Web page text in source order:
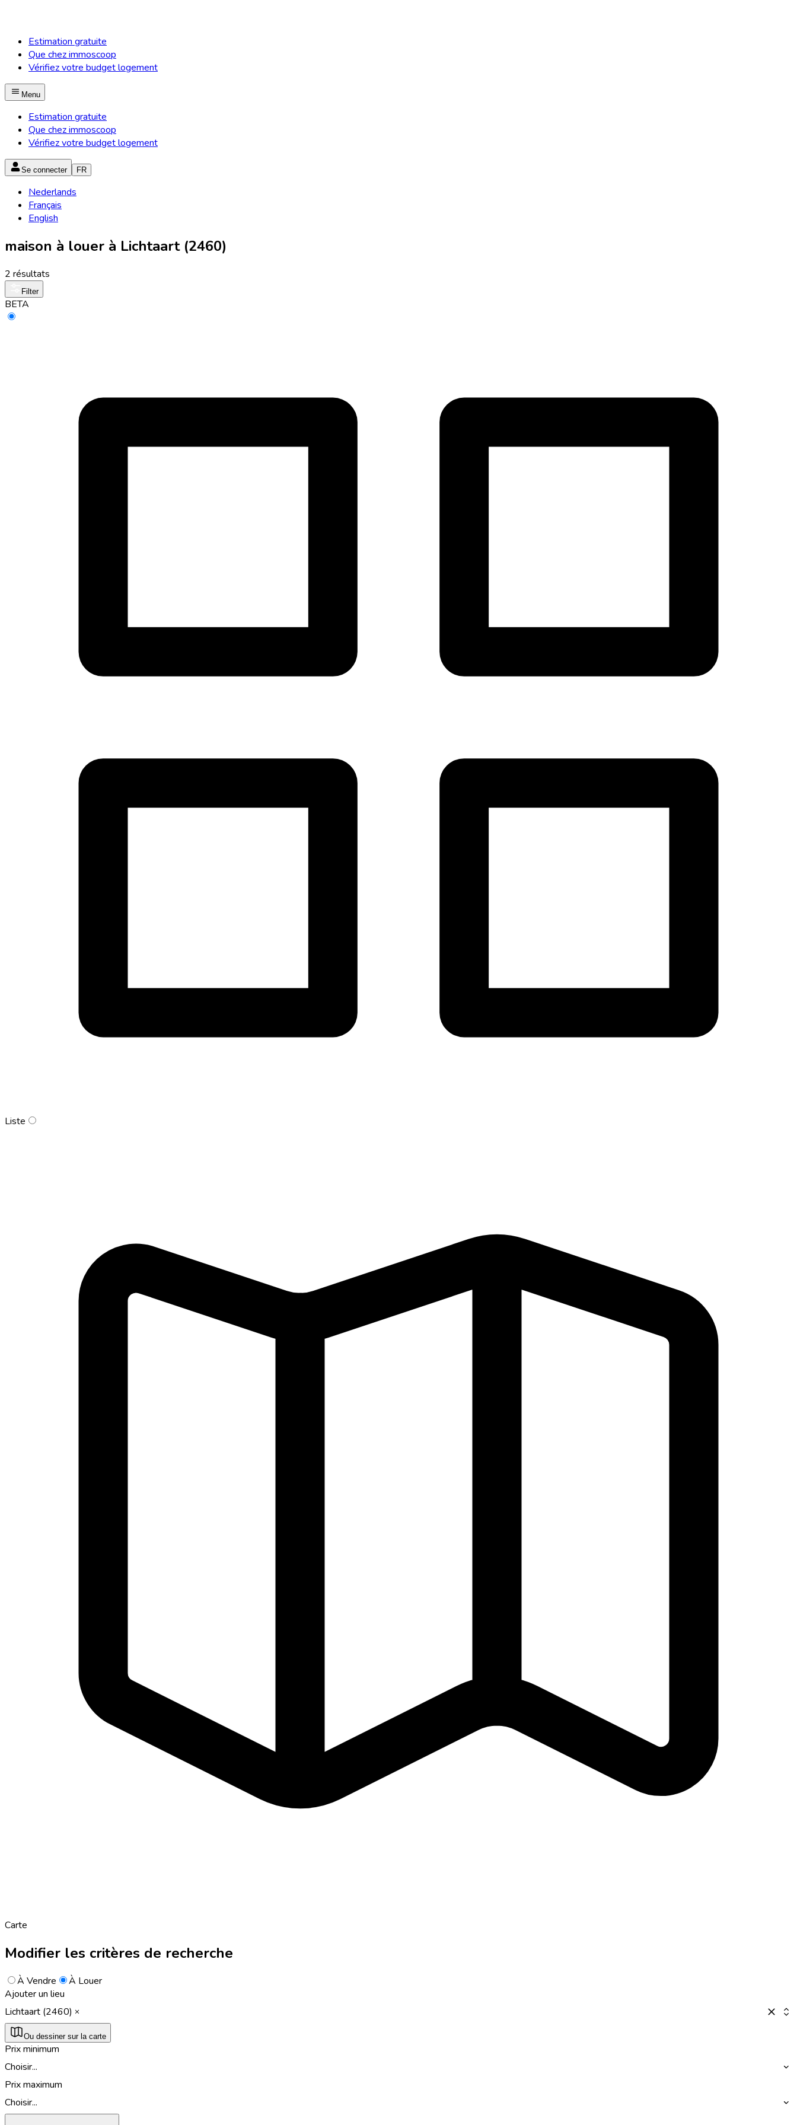
Estimation gratuite
Que chez immoscoop
Vérifiez votre budget logement
Menu
Estimation gratuite
Que chez immoscoop
Vérifiez votre budget logement
Se connecter FR
Nederlands
Français
English
maison à louer à Lichtaart (2460)
2 résultats
Filter
BETA
Liste
Carte
Modifier les critères de recherche
À Vendre
À Louer
Ajouter un lieu
Lichtaart (2460)
Ou dessiner sur la carte
Prix minimum
Choisir...
Prix maximum
Choisir...